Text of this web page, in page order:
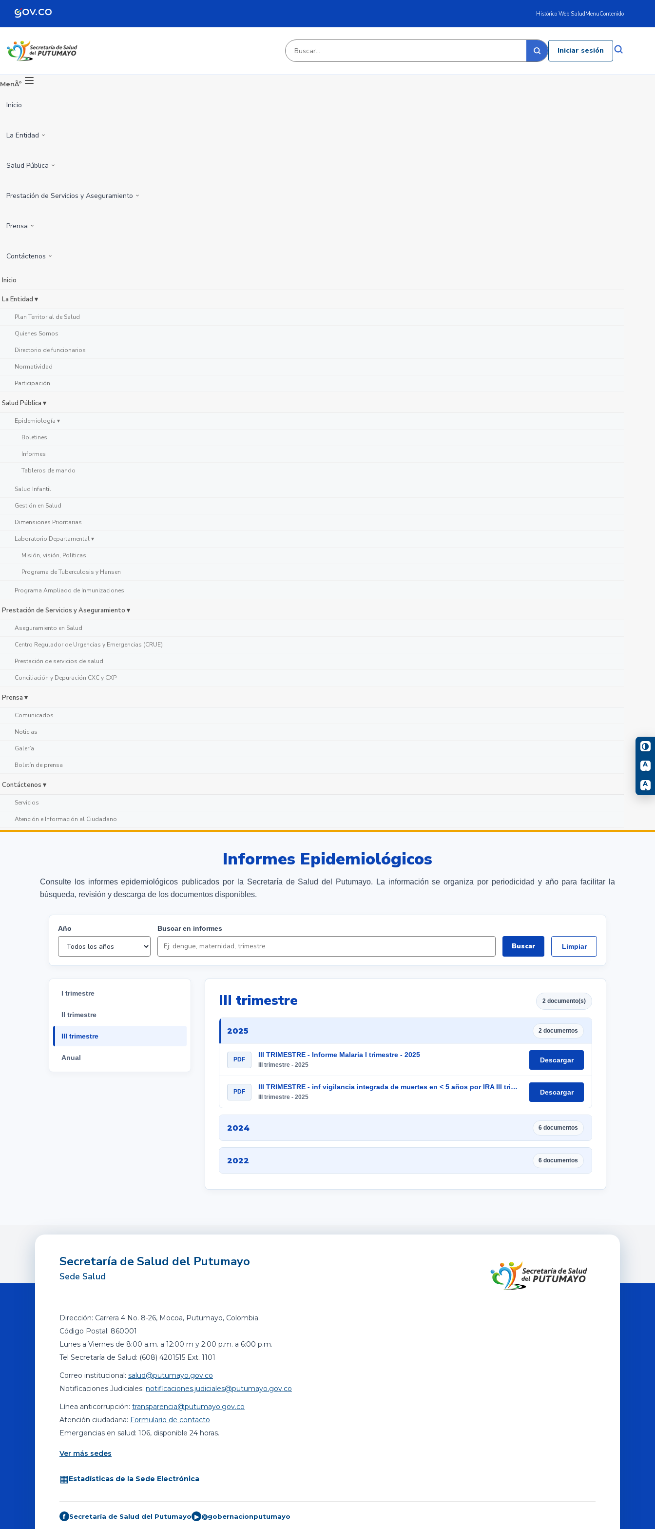
Histórico Web SaludMenuContenido
Iniciar sesión
MenÃº
Inicio
La Entidad
Salud Pública
Prestación de Servicios y Aseguramiento
Prensa
Contáctenos
Inicio
La Entidad ▾
Plan Territorial de Salud
Quienes Somos
Directorio de funcionarios
Normatividad
Participación
Salud Pública ▾
Epidemiología ▾
Boletines
Informes
Tableros de mando
Salud Infantil
Gestión en Salud
Dimensiones Prioritarias
Laboratorio Departamental ▾
Misión, visión, Políticas
Programa de Tuberculosis y Hansen
Programa Ampliado de Inmunizaciones
Prestación de Servicios y Aseguramiento ▾
Aseguramiento en Salud
Centro Regulador de Urgencias y Emergencias (CRUE)
Prestación de servicios de salud
Conciliación y Depuración CXC y CXP
Prensa ▾
Comunicados
Noticias
Galería
Boletín de prensa
Contáctenos ▾
Servicios
Atención e Información al Ciudadano
A
-
A
+
Informes Epidemiológicos
Consulte los informes epidemiológicos publicados por la Secretaría de Salud del Putumayo. La información se organiza por periodicidad y año para facilitar la
búsqueda, revisión y descarga de los documentos disponibles.
Año Buscar en informes
Buscar Limpiar
I trimestre
II trimestre
III trimestre
Anual
III trimestre 2 documento(s)
2025 2 documentos
PDF
III TRIMESTRE - Informe Malaria I trimestre - 2025
III trimestre - 2025
Descargar
PDF
III TRIMESTRE - inf vigilancia integrada de muertes en < 5 años por IRA III trimestre - 2025
III trimestre - 2025
Descargar
2024 6 documentos
2022 6 documentos
Secretaría de Salud del Putumayo
Sede Salud
Dirección: Carrera 4 No. 8-26, Mocoa, Putumayo, Colombia.
Código Postal: 860001
Lunes a Viernes de 8:00 a.m. a 12:00 m y 2:00 p.m. a 6:00 p.m.
Tel Secretaría de Salud: (608) 4201515 Ext. 1101
Correo institucional: salud@putumayo.gov.co
Notificaciones Judiciales: notificaciones.judiciales@putumayo.gov.co
Línea anticorrupción: transparencia@putumayo.gov.co
Atención ciudadana: Formulario de contacto
Emergencias en salud: 106, disponible 24 horas.
Ver más sedes
▦Estadísticas de la Sede Electrónica
f Secretaría de Salud del Putumayo ▶ @gobernacionputumayo